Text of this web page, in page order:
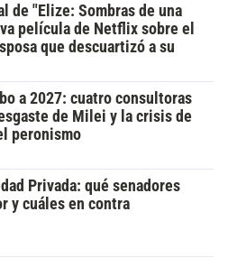
de "Elize: Sombras de una
película de Netflix sobre el
que descuartizó a su
a 2027: cuatro consultoras
de Milei y la crisis de
peronismo
Privada: qué senadores
y cuáles en contra